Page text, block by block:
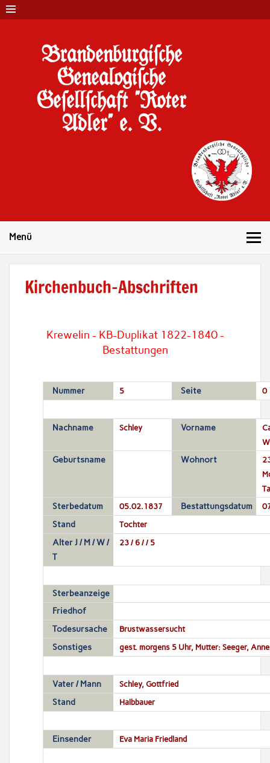
Brandenburgi#che
Genealogi#che
Ge#ell#chaft "Roter
Adler" e. V.
Menü
Kirchenbuch-Abschriften
Krewelin - KB-Duplikat 1822-1840 -
Bestattungen
Nummer 5 Seite 0
Nachname Schley Vorname
Geburtsname Wohnort
Sterbedatum 05.02.1837 Bestattungsdatum
Stand Tochter
Alter J / M / W /
T
23 / 6 / / 5
Sterbeanzeige
Friedhof
Todesursache
Brustwassersucht
Sonstiges gest. morgens 5 Uhr, Mutter: Seeger,
Vater / Mann Schley, Gottfried
Stand Halbbauer
Einsender Eva Maria Friedland